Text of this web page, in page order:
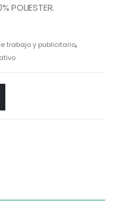
POLIESTER.
trabajo y publicitario,